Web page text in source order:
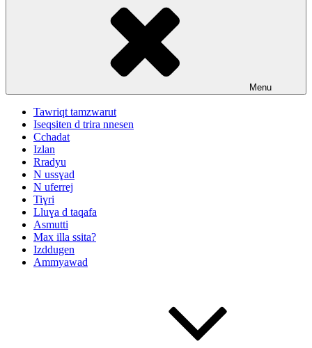
Menu
Tawriqt tamzwarut
Iseqsiten d trira nnesen
Cchadat
Izlan
Rradyu
N ussɣad
N uferrej
Tiɣri
Lluɣa d taqafa
Asmutti
Max illa ssita?
Izddugen
Ammyawad